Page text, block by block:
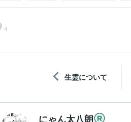
4
生霊について
にゃん太八朗